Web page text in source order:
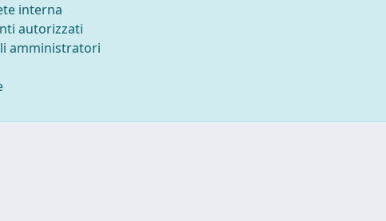
interna
autorizzati
amministratori